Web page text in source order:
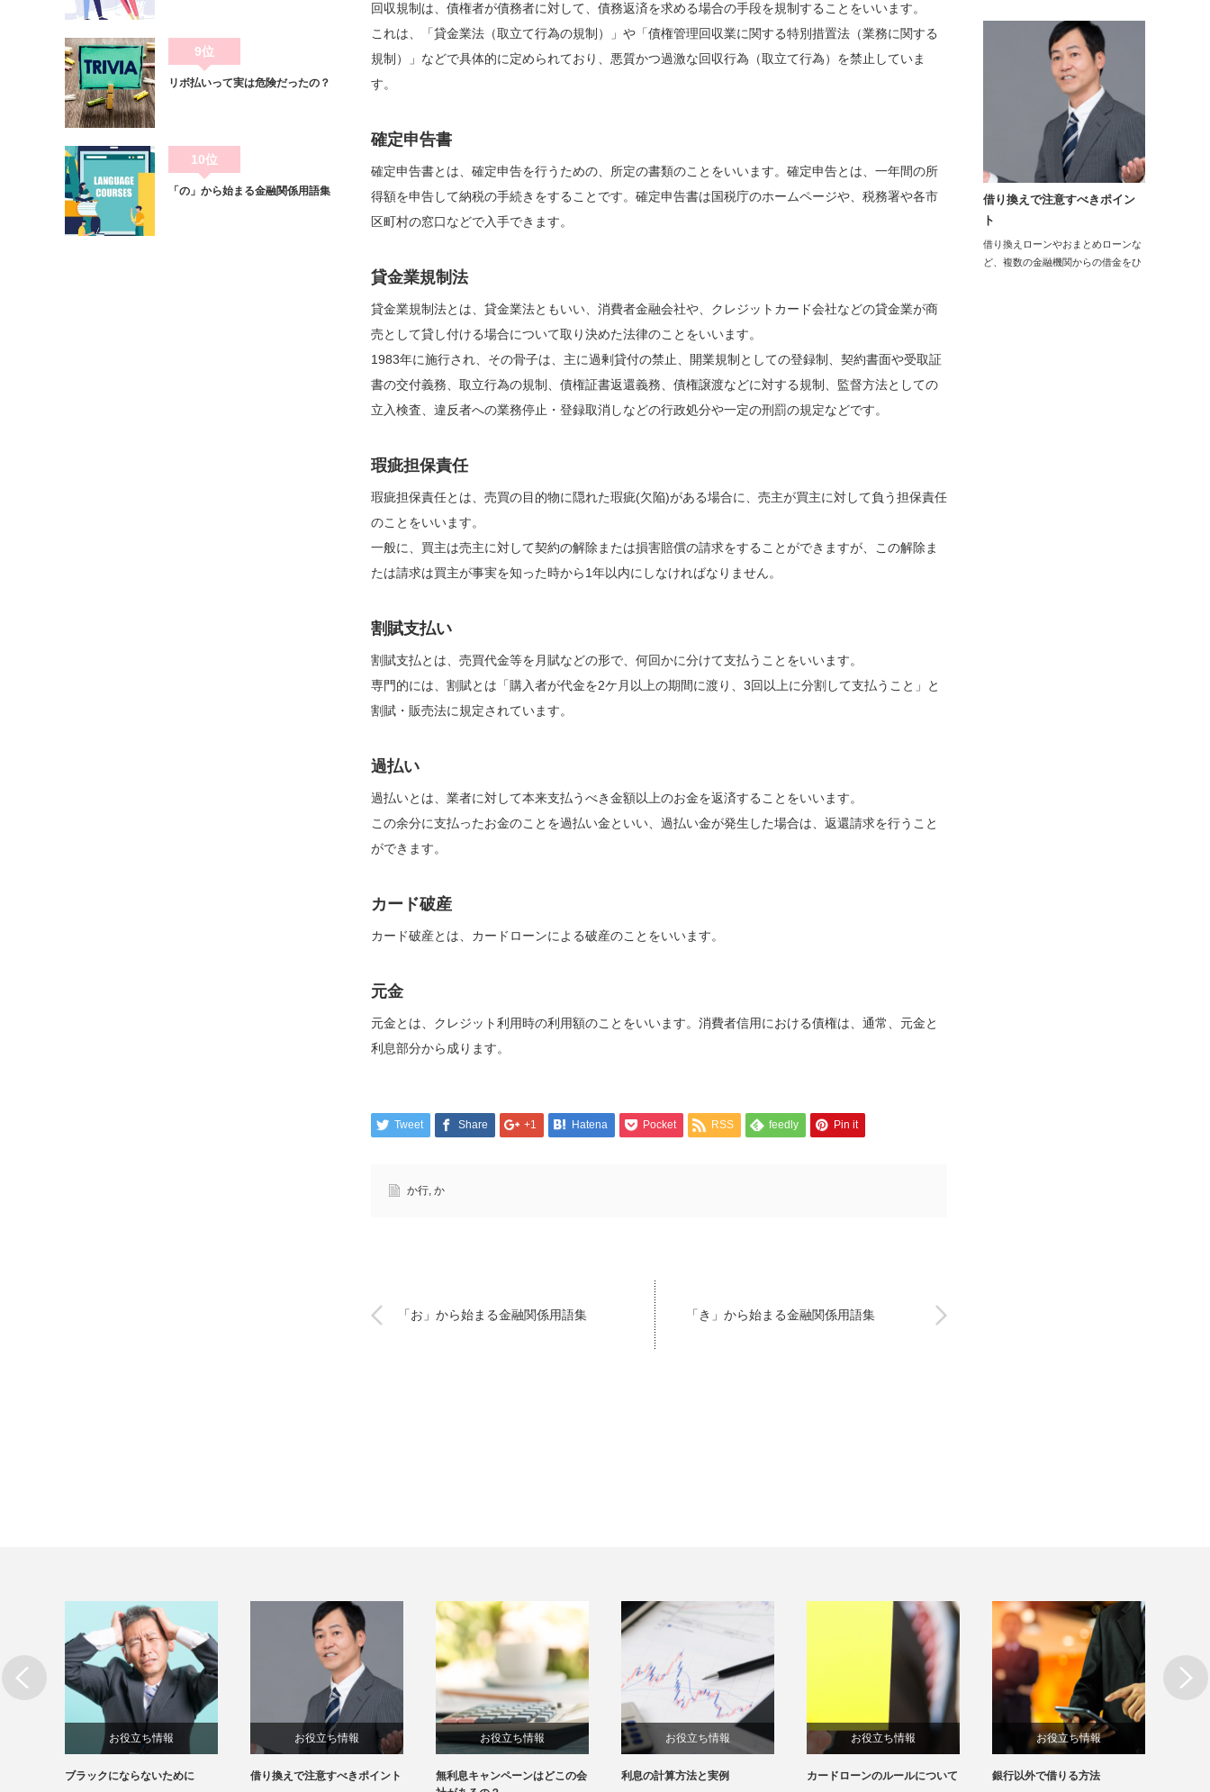
回収規制は、債権者が債務者に対して、債務返済を求める場合の手段を規制することをいいます。
これは、「貸金業法（取立て行為の規制）」や「債権管理回収業に関する特別措置法（業務に関する
規制）」などで具体的に定められており、悪質かつ過激な回収行為（取立て行為）を禁止していま
す。
確定申告書
確定申告書とは、確定申告を行うための、所定の書類のことをいいます。確定申告とは、一年間の所
得額を申告して納税の手続きをすることです。確定申告書は国税庁のホームページや、税務署や各市
区町村の窓口などで入手できます。
貸金業規制法
貸金業規制法とは、貸金業法ともいい、消費者金融会社や、クレジットカード会社などの貸金業が商
売として貸し付ける場合について取り決めた法律のことをいいます。
1983年に施行され、その骨子は、主に過剰貸付の禁止、開業規制としての登録制、契約書面や受取証
書の交付義務、取立行為の規制、債権証書返還義務、債権譲渡などに対する規制、監督方法としての
立入検査、違反者への業務停止・登録取消しなどの行政処分や一定の刑罰の規定などです。
瑕疵担保責任
瑕疵担保責任とは、売買の目的物に隠れた瑕疵(欠陥)がある場合に、売主が買主に対して負う担保責任
のことをいいます。
一般に、買主は売主に対して契約の解除または損害賠償の請求をすることができますが、この解除ま
たは請求は買主が事実を知った時から1年以内にしなければなりません。
割賦支払い
割賦支払とは、売買代金等を月賦などの形で、何回かに分けて支払うことをいいます。
専門的には、割賦とは「購入者が代金を2ケ月以上の期間に渡り、3回以上に分割して支払うこと」と
割賦・販売法に規定されています。
過払い
過払いとは、業者に対して本来支払うべき金額以上のお金を返済することをいいます。
この余分に支払ったお金のことを過払い金といい、過払い金が発生した場合は、返還請求を行うこと
ができます。
カード破産
カード破産とは、カードローンによる破産のことをいいます。
元金
元金とは、クレジット利用時の利用額のことをいいます。消費者信用における債権は、通常、元金と
利息部分から成ります。
Tweet Share +1 Hatena Pocket RSS feedly Pin it
か行, か
「お」から始まる金融関係用語集 「き」から始まる金融関係用語集
9位
リボ払いって実は危険だったの？
10位
「の」から始まる金融関係用語集
借り換えで注意すべきポイン
ト
借り換えローンやおまとめローンな
ど、複数の金融機関からの借金をひ
お役立ち情報
ブラックにならないために
お役立ち情報
借り換えで注意すべきポイント
お役立ち情報
無利息キャンペーンはどこの会
お役立ち情報
利息の計算方法と実例
お役立ち情報
カードローンのルールについて
お役立ち情報
銀行以外で借りる方法
Next